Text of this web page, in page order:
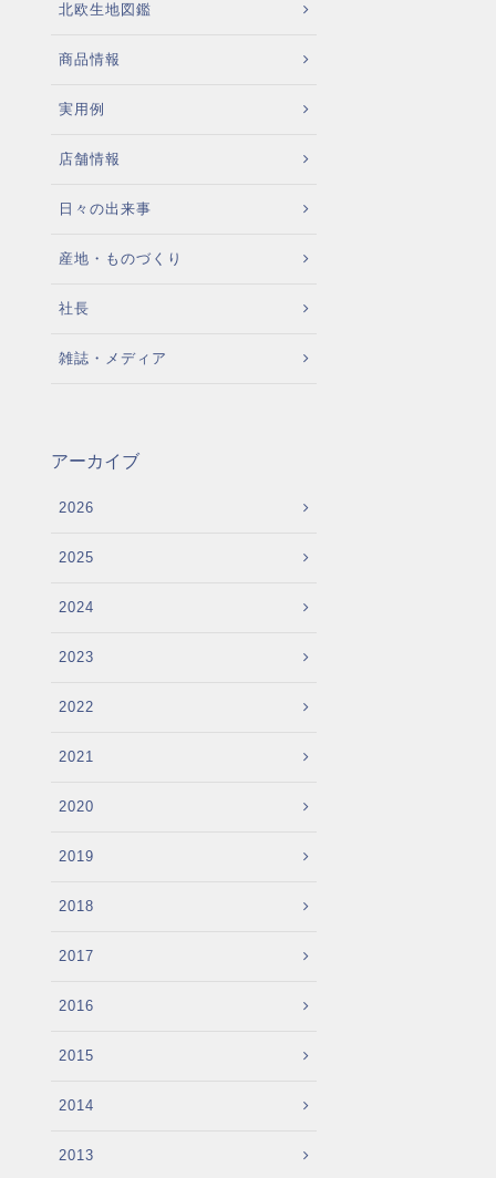
北欧生地図鑑
商品情報
実用例
店舗情報
日々の出来事
産地・ものづくり
社長
雑誌・メディア
アーカイブ
2026
2025
2024
2023
2022
2021
2020
2019
2018
2017
2016
2015
2014
2013